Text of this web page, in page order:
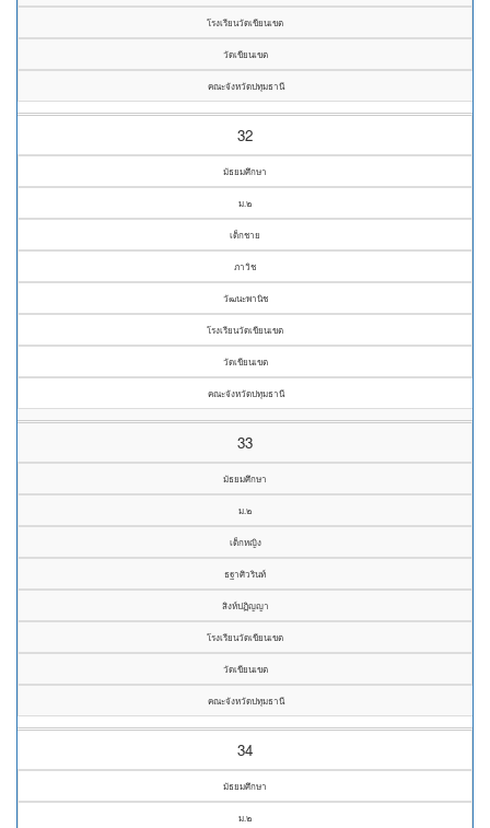
โรงเรียนวัดเขียนเขต
วัดเขียนเขต
คณะจังหวัดปทุมธานี
32
มัธยมศึกษา
ม.๒
เด็กชาย
ภาวิช
วัฒนะพานิช
โรงเรียนวัดเขียนเขต
วัดเขียนเขต
คณะจังหวัดปทุมธานี
33
มัธยมศึกษา
ม.๒
เด็กหญิง
ธฐาศิวรินท์
สิงห์ปฏิญญา
โรงเรียนวัดเขียนเขต
วัดเขียนเขต
คณะจังหวัดปทุมธานี
34
มัธยมศึกษา
ม.๒